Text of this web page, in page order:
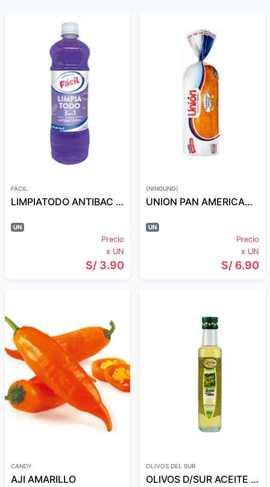
FACIL
LIMPIATODO ANTIBAC 3EN1 LAVANDA 900ML FACIL
UN
Precio
x UN
S/ 3.90
(NINGUNO)
UNION PAN AMERICANO SANDWICH 540GR
UN
Precio
x UN
S/ 6.90
CANDY
AJI AMARILLO
OLIVOS DEL SUR
OLIVOS D/SUR ACEITE D/OLIVA PURO 200ML